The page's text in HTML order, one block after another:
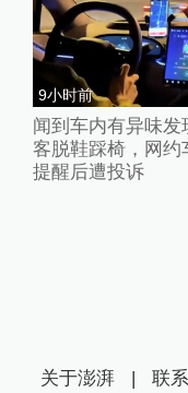
9小时前
闻到车内有异味发
客脱鞋踩椅，网约
提醒后遭投诉
关于澎湃 | 联